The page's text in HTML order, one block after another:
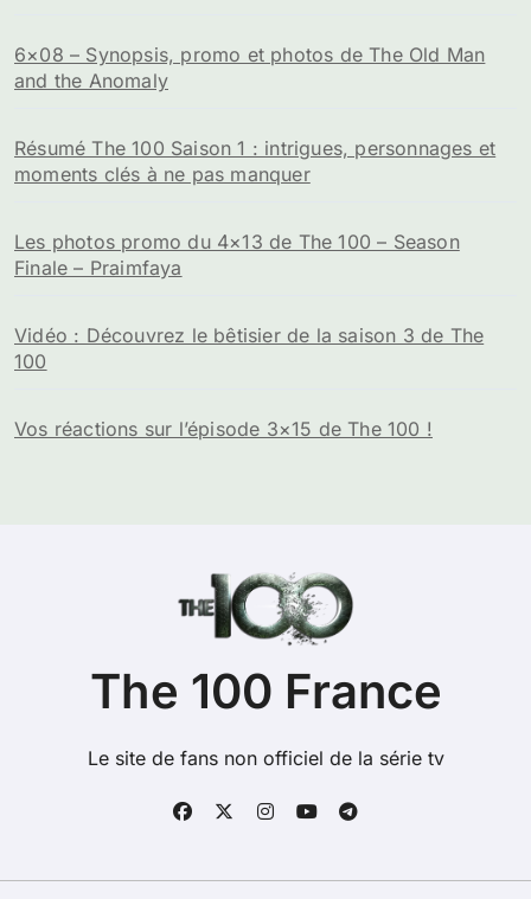
6×08 – Synopsis, promo et photos de The Old Man
and the Anomaly
Résumé The 100 Saison 1 : intrigues, personnages et
moments clés à ne pas manquer
Les photos promo du 4×13 de The 100 – Season
Finale – Praimfaya
Vidéo : Découvrez le bêtisier de la saison 3 de The
100
Vos réactions sur l’épisode 3×15 de The 100 !
The 100 France
Le site de fans non officiel de la série tv